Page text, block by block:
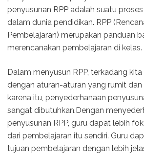
penyusunan RPP adalah suatu
dalam dunia pendidikan. RPP
Pembelajaran) merupakan panduan
merencanakan pembelajaran di kelas.
Dalam menyusun RPP, terkadang
dengan aturan-aturan yang rumit dan
karena itu, penyederhanaan
sangat dibutuhkan.Dengan
penyusunan RPP, guru dapat lebih
dari pembelajaran itu sendiri. Guru
tujuan pembelajaran dengan lebih